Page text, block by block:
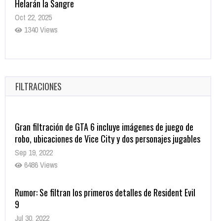
Helarán la Sangre
Oct 22, 2025
1340 Views
Revive el terror: El conjuro 4: Últimos ritos ya está
Oct 20, 2025
1382 Views
FILTRACIONES
Gran filtración de GTA 6 incluye imágenes de juego de
robo, ubicaciones de Vice City y dos personajes jugables
Sep 19, 2022
6486 Views
Rumor: Se filtran los primeros detalles de Resident Evil
9
Jul 30, 2022